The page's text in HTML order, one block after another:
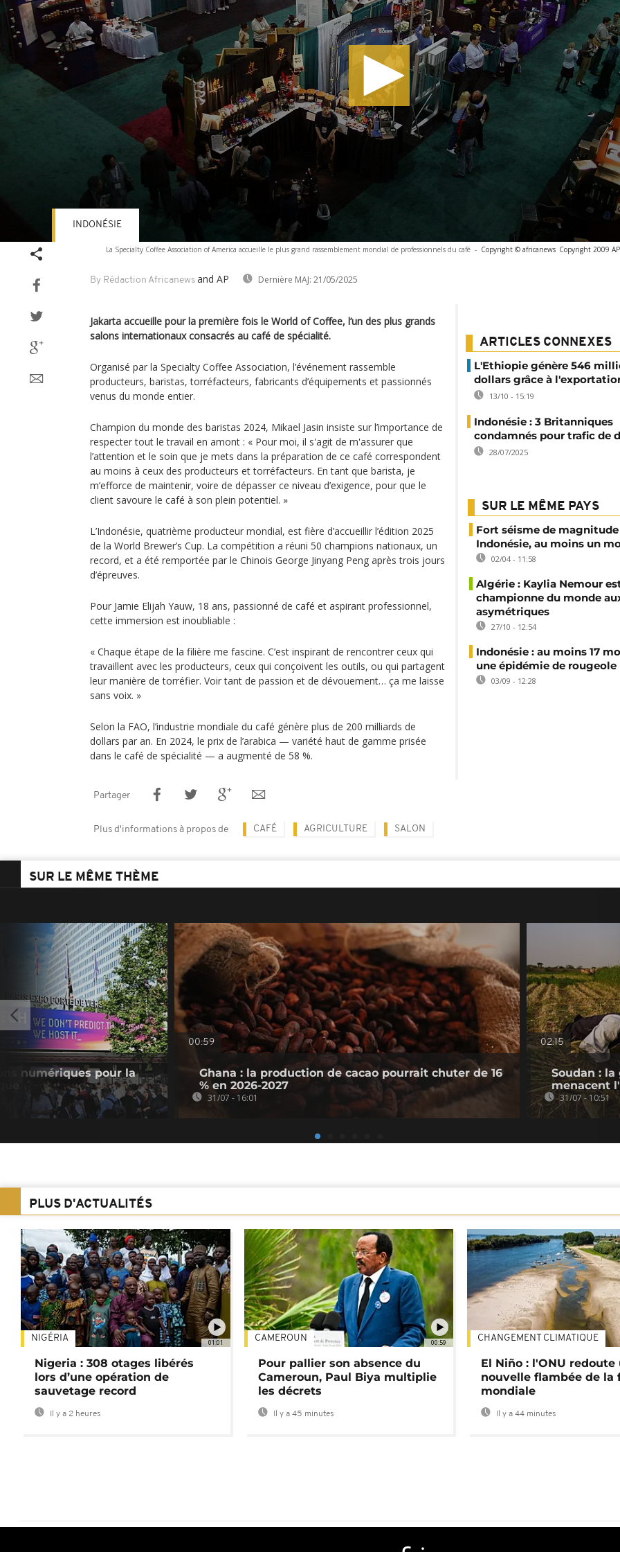
La Specialty Coffee Association of America accueille le plus grand rassemblement mondial de professionnels du café - Copyright © africanews Copyright 2009
By Rédaction Africanews and AP Dernière MAJ: 21/05/2025
INDONÉSIE
Jakarta accueille pour la première fois le World of Coffee, l’un des plus grands
salons internationaux consacrés au café de spécialité.
Organisé par la Specialty Coffee Association, l’événement rassemble
producteurs, baristas, torréfacteurs, fabricants d’équipements et passionnés
venus du monde entier.
Champion du monde des baristas 2024, Mikael Jasin insiste sur l’importance de
respecter tout le travail en amont : « Pour moi, il s'agit de m'assurer que
l’attention et le soin que je mets dans la préparation de ce café correspondent
au moins à ceux des producteurs et torréfacteurs. En tant que barista, je
m’efforce de maintenir, voire de dépasser ce niveau d’exigence, pour que le
client savoure le café à son plein potentiel. »
L’Indonésie, quatrième producteur mondial, est fière d’accueillir l’édition 2025
de la World Brewer’s Cup. La compétition a réuni 50 champions nationaux, un
record, et a été remportée par le Chinois George Jinyang Peng après trois jours
d’épreuves.
Pour Jamie Elijah Yauw, 18 ans, passionné de café et aspirant professionnel,
cette immersion est inoubliable :
« Chaque étape de la filière me fascine. C’est inspirant de rencontrer ceux qui
travaillent avec les producteurs, ceux qui conçoivent les outils, ou qui partagent
leur manière de torréfier. Voir tant de passion et de dévouement… ça me laisse
sans voix. »
Selon la FAO, l’industrie mondiale du café génère plus de 200 milliards de
dollars par an. En 2024, le prix de l’arabica — variété haut de gamme prisée
dans le café de spécialité — a augmenté de 58 %.
ARTICLES CONNEXES
L'Ethiopie génère 546
dollars grâce à
13/10 - 15:19
Indonésie : 3 Britanniques
condamnés pour trafic de
28/07/2025
SUR LE MÊME PAYS
Fort séisme de magnitude
Indonésie, au moins un
02/04 - 11:58
Algérie : Kaylia Nemour
championne du monde
asymétriques
27/10 - 12:54
Indonésie : au moins 17
une épidémie de rougeole
03/09 - 12:28
Partager
Plus d'informations à propos de CAFÉ AGRICULTURE SALON
SUR LE MÊME THÈME
numériques pour la
00:59
Ghana : la production de cacao pourrait chuter de 16
% en 2026-2027
31/07 - 16:01
02:15
Soudan : la
menacent
31/07 - 10:51
PLUS D'ACTUALITÉS
01:01
NIGÉRIA
Nigeria : 308 otages libérés
lors d’une opération de
sauvetage record
Il y a 2 heures
00:59
CAMEROUN
Pour pallier son absence du
Cameroun, Paul Biya multiplie
les décrets
Il y a 45 minutes
CHANGEMENT CLIMATIQUE
El Niño : l'ONU redoute
nouvelle flambée de la
mondiale
Il y a 44 minutes